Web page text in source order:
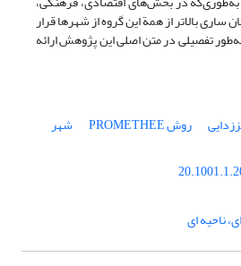
ساری بالاتر از همة این گروه از شهرها قرار
تفصیلی در متن اصلی این پژوهش ارائه
روش PROMETHEE شهر
ناحیه ای